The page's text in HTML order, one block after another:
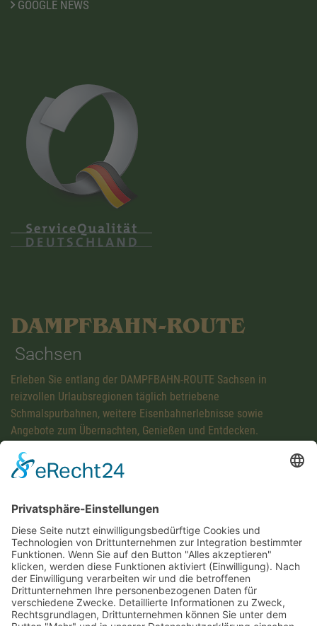
GOOGLE NEWS
DAMPFBAHN-ROUTE
Sachsen
Erleben Sie entlang der DAMPFBAHN-ROUTE Sachsen in
reizvollen Urlaubsregionen täglich betriebene
Schmalspurbahnen, weitere Eisenbahnerlebnisse sowie
Angebote zum Übernachten, Genießen und Entdecken.